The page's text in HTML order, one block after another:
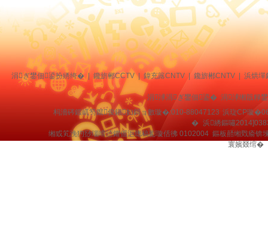
涓ぎ鐢佃鍙扮綉绔� | 鑱旂郴CCTV | 鍏充簬CNTV 鑱旂郴CNTV 浜烘墠
涓浗涓ぎ鐢佃鍙� 涓浗缃戠粶
杩濇硶鍜屼笉鑹俊鎭妇鎶ョ數璇�:010-88047123 浜琁CP璇
� 浜綉鏂嘯
缃戜笂浼犳挱瑙嗗惉鑺傜洰璁稿彲璇佸彿 0102004 鏂板嚭缃戣瘉
寰嬪叕绾�